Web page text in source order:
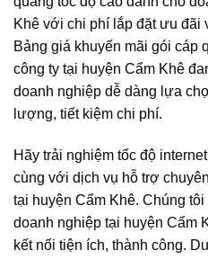
Khê với chi phí lắp đặt ưu đãi
Bảng giá khuyến mãi gói cáp
công ty tại huyện Cẩm Khê
doanh nghiệp dễ dàng lựa
lượng, tiết kiệm chi phí.
Hãy trải nghiệm tốc độ
cùng với dịch vụ hỗ trợ
tại huyện Cẩm Khê. Chúng
doanh nghiệp tại huyện Cẩm
kết nối tiện ích, thành công.